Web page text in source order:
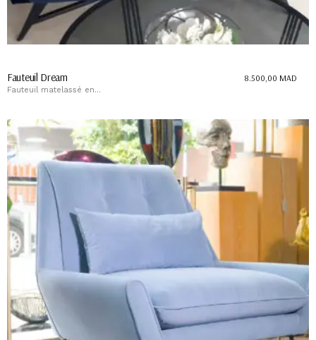
Fauteuil Dream
Fauteuil matelassé en...
8.500,00 MAD